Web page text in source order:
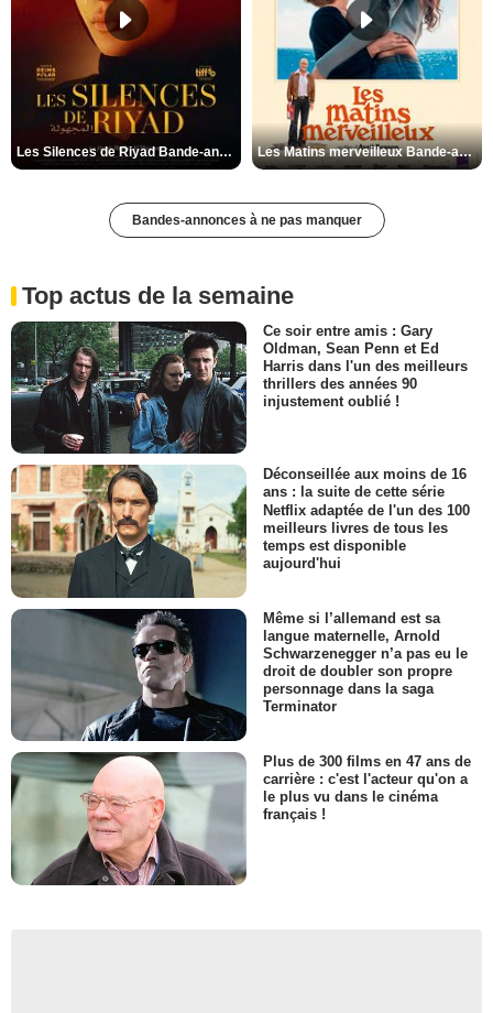
Les Silences de Riyad Bande-annonce VO STFR Les Matins merveilleux Bande-annonce VF
Bandes-annonces à ne pas manquer
Top actus de la semaine
Ce soir entre amis : Gary
Oldman, Sean Penn et Ed
Harris dans l'un des meilleurs
thrillers des années 90
injustement oublié !
Déconseillée aux moins de 16
ans : la suite de cette série
Netflix adaptée de l'un des 100
meilleurs livres de tous les
temps est disponible
aujourd'hui
Même si l’allemand est sa
langue maternelle, Arnold
Schwarzenegger n’a pas eu le
droit de doubler son propre
personnage dans la saga
Terminator
Plus de 300 films en 47 ans de
carrière : c'est l'acteur qu'on a
le plus vu dans le cinéma
français !